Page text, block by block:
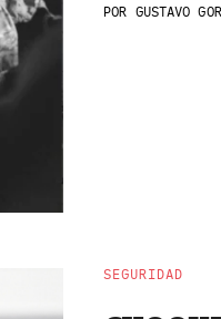
POR GUSTAVO
SEGURIDAD